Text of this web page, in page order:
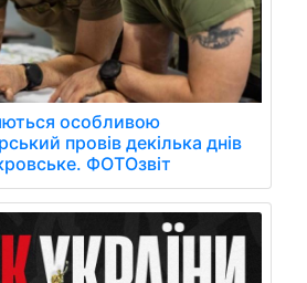
особливою
провів декілька днів
ФОТОзвіт